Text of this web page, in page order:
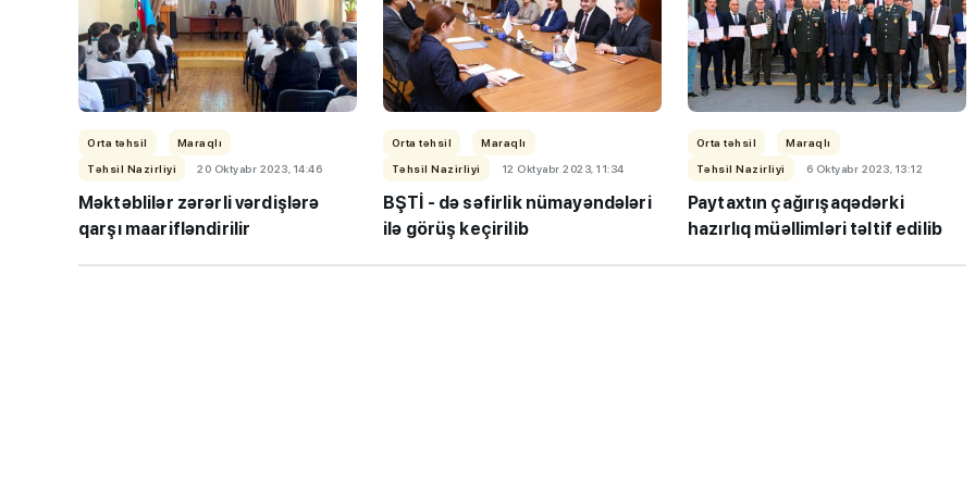
Orta təhsil
Maraqlı
Təhsil Nazirliyi
20 Oktyabr 2023, 14:46
Məktəblilər zərərli vərdişlərə
qarşı maarifləndirilir
Orta təhsil
Maraqlı
Təhsil Nazirliyi
12 Oktyabr 2023, 11:34
BŞTİ - də səfirlik nümayəndələri
ilə görüş keçirilib
Orta təhsil
Maraqlı
Təhsil Nazirliyi
6 Oktyabr 2023, 13:12
Paytaxtın çağırışaqədərki
hazırlıq müəllimləri təltif edilib
“Həftənin təhsil icmalı”- MİQ,
lisey seçimi, bağçalar və qəbul
imtahanları...
"Həftənin təhsil icmalı": Qəbul
marafonu başa çatdı,
müəllimlərin nəticələri dəyişdi...